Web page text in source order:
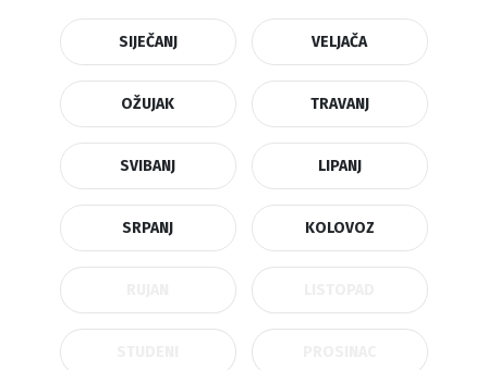
SIJEČANJ VELJAČA
OŽUJAK TRAVANJ
SVIBANJ LIPANJ
SRPANJ KOLOVOZ